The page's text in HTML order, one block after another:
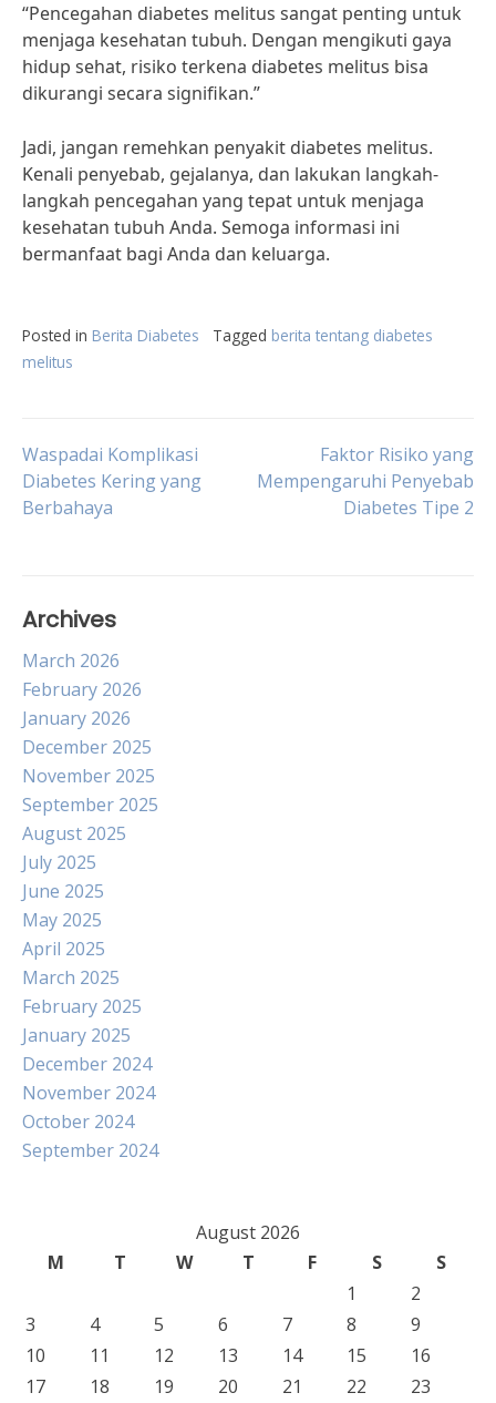
“Pencegahan diabetes melitus sangat penting untuk
menjaga kesehatan tubuh. Dengan mengikuti gaya
hidup sehat, risiko terkena diabetes melitus bisa
dikurangi secara signifikan.”
Jadi, jangan remehkan penyakit diabetes melitus.
Kenali penyebab, gejalanya, dan lakukan langkah-
langkah pencegahan yang tepat untuk menjaga
kesehatan tubuh Anda. Semoga informasi ini
bermanfaat bagi Anda dan keluarga.
Posted in Berita Diabetes Tagged berita tentang diabetes
melitus
Post
navigation
Waspadai Komplikasi
Diabetes Kering yang
Berbahaya
Faktor Risiko yang
Mempengaruhi Penyebab
Diabetes Tipe 2
Archives
March 2026
February 2026
January 2026
December 2025
November 2025
September 2025
August 2025
July 2025
June 2025
May 2025
April 2025
March 2025
February 2025
January 2025
December 2024
November 2024
October 2024
September 2024
August 2026
M
T W T F S
S
1
2
3
4 5 6 7 8
9
10
11 12 13 14 15
16
17
18 19 20 21 22 23